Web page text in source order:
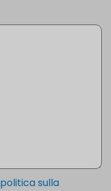
politica sulla